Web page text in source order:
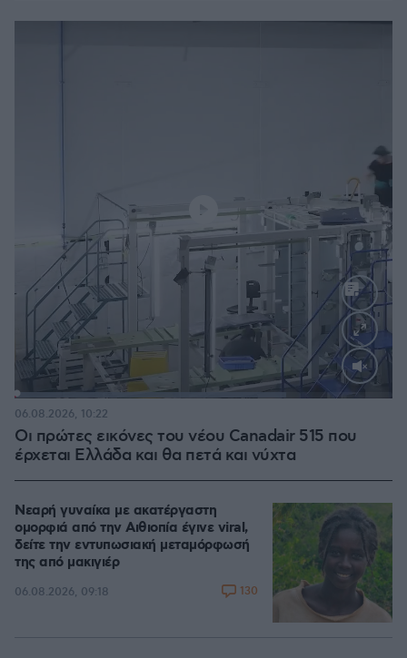
Loaded
Οι πρώτες εικόνες του νέου Canadair 515 που
έρχεται Ελλάδα και θα πετά και νύχτα
06.08.2026, 10:22
Νεαρή γυναίκα με ακατέργαστη
ομορφιά από την Αιθιοπία έγινε viral,
δείτε την εντυπωσιακή μεταμόρφωσή
της από μακιγιέρ
06.08.2026, 09:18 130